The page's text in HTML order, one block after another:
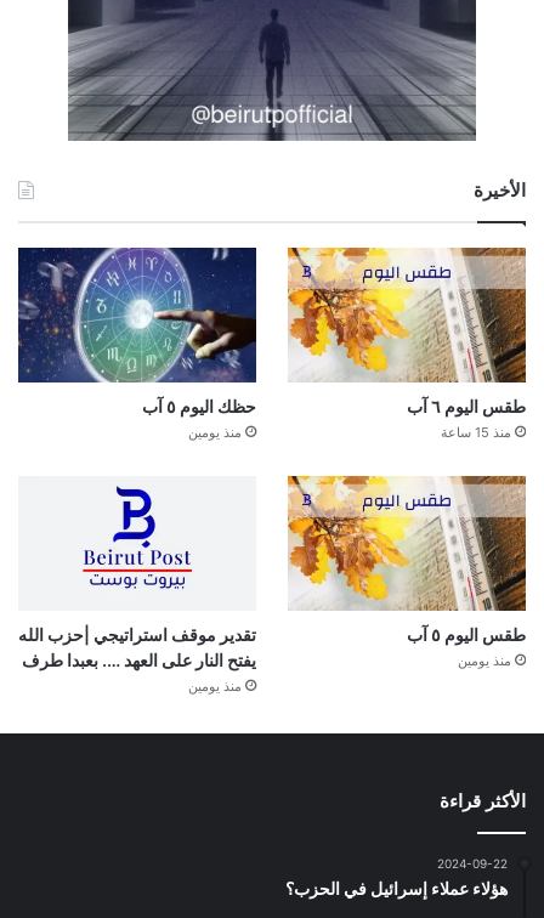
الأخيرة
طقس اليوم ٦ آب
منذ 15 ساعة
حظك اليوم ٥ آب
منذ يومين
طقس اليوم ٥ آب
منذ يومين
تقدير موقف استراتيجي |حزب الله
يفتح النار على العهد …. بعبدا طرف
منذ يومين
الأكثر قراءة
2024-09-22
هؤلاء عملاء إسرائيل في الحزب؟